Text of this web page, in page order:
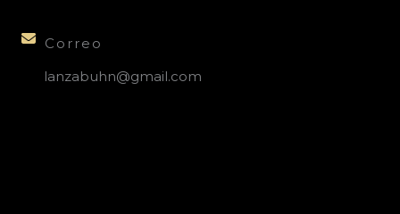
Correo
lanzabuhn@gmail.com